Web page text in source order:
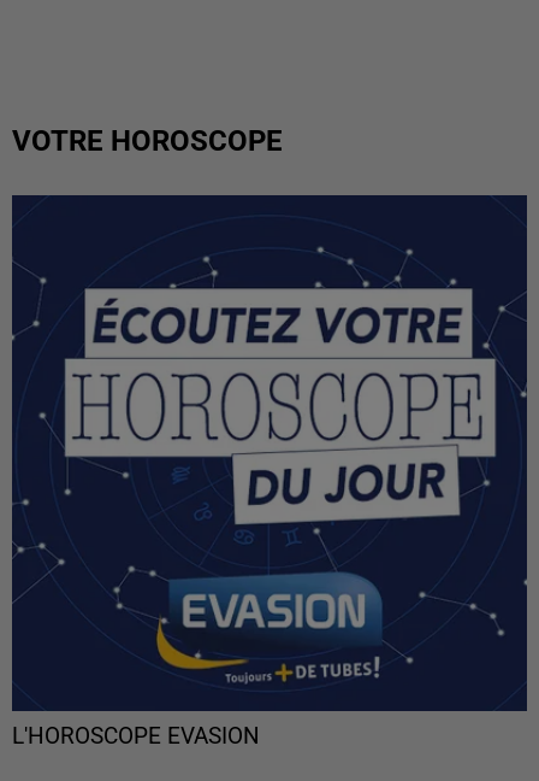
VOTRE HOROSCOPE
L'HOROSCOPE EVASION